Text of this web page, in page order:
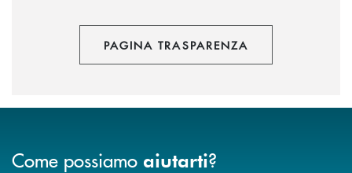
PAGINA TRASPARENZA
Come possiamo aiutarti?